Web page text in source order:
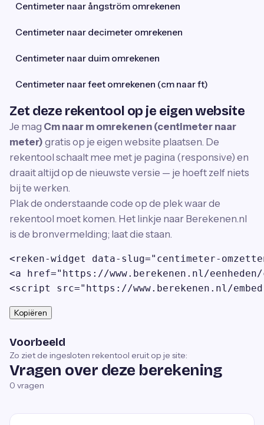
Centimeter naar ångström omrekenen
Centimeter naar decimeter omrekenen
Centimeter naar duim omrekenen
Centimeter naar feet omrekenen (cm naar ft)
Zet deze rekentool op je eigen website
Je mag Cm naar m omrekenen (centimeter naar
meter) gratis op je eigen website plaatsen. De
rekentool schaalt mee met je pagina (responsive) en
draait altijd op de nieuwste versie — je hoeft zelf niets
bij te werken.
Plak de onderstaande code op de plek waar de
rekentool moet komen. Het linkje naar Berekenen.nl
is de bronvermelding; laat die staan.
<reken-widget data-slug="centimeter-
<a href="https://www.berekenen.nl/
<script src="https://www.berekenen.nl/
Kopiëren
Voorbeeld
Zo ziet de ingesloten rekentool eruit op je site:
Vragen over deze berekening
0 vragen